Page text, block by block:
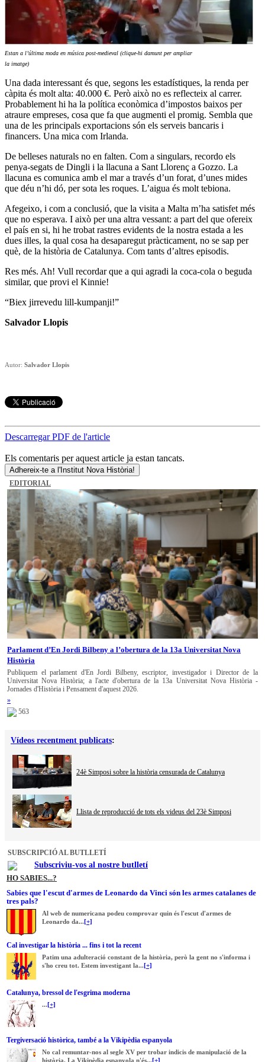
Estan a l’última moda en música post-medieval (clique-hi damunt per ampliar
la imatge)
Una dada interessant és que, segons les estadístiques, la renda per
càpita és molt alta: 40.000 €. Però això no es reflecteix al carrer.
Probablement hi ha la política econòmica d’impostos baixos per
atraure empreses, cosa que fa que augmenti el promig. Sembla que
una de les principals exportacions són els serveis bancaris i
financers. Una mica com Irlanda.
De belleses naturals no en falten. Com a singulars, recordo els
penya-segats de Dingli i la llacuna a Sant Llorenç a Gozzo. La
llacuna es comunica amb el mar a través d’un forat, d’unes mides
que déu n’hi dó, per sota les roques. L’aigua és molt tebiona.
Afegeixo, i com a conclusió, que la visita a Malta m’ha satisfet més
que no esperava. I això per una altra vessant: a part del que ofereix
el país en si, hi he trobat rastres evidents de la nostra estada a les
dues illes, la qual cosa ha desaparegut pràcticament, no se sap per
què, de la història de Catalunya. Com tants d’altres episodis.
Res més. Ah! Vull recordar que a qui agradi la coca-cola o beguda
similar, que provi el Kinnie!
“Biex jirrevedu lill-kumpanji!”
Salvador Llopis
Autor: Salvador Llopis
Descarregar PDF de l'article
Els comentaris per aquest article ja estan tancats.
Adhereix-te a l'Institut Nova Història!
EDITORIAL
Parlament d’En Jordi Bilbeny a l’obertura de la 13a Universitat Nova
Història
Publiquem el parlament d'En Jordi Bilbeny, escriptor, investigador i Director de la
Universitat Nova Història; a l'acte d'obertura de la 13a Universitat Nova Història -
Jornades d'Història i Pensament d'aquest 2026.
»
563
Vídeos recentment publicats:
24è Simposi sobre la història censurada de Catalunya
Llista de reproducció de tots els videus del 23è Simposi
SUBSCRIPCIÓ AL BUTLLETÍ
Subscriviu-vos al nostre butlletí
HO SABIES...?
Sabies que l'escut d'armes de Leonardo da Vinci són les armes catalanes de
tres pals?
Al web de numericana podeu comprovar quin és l'escut d'armes de
Leonardo da... [+]
Cal investigar la història ... fins i tot la recent
Patim una adulteració constant de la història, però la gent no s'informa i
s'ho creu tot. Estem investigant la... [+]
Catalunya, bressol de l'esgrima moderna
... [+]
Tergiversació històrica, també a la Vikipèdia espanyola
No cal remuntar-nos al segle XV per trobar indicis de manipulació de la
història. La Vikipèdia espanyola n'és... [+]